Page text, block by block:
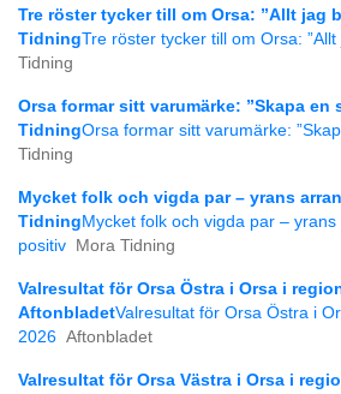
Tre röster tycker till om Orsa: ”Allt jag
TidningTre röster tycker till om Orsa: ”Allt
Tidning
Orsa formar sitt varumärke: ”Skapa en
TidningOrsa formar sitt varumärke:
Tidning
Mycket folk och vigda par – yrans
Tidning Mycket folk och vigda par –
positiv
Mora Tidning
Valresultat för Orsa Östra i Orsa i
AftonbladetValresultat för Orsa Östra i
2026 Aftonbladet
Valresultat för Orsa Västra i Orsa i